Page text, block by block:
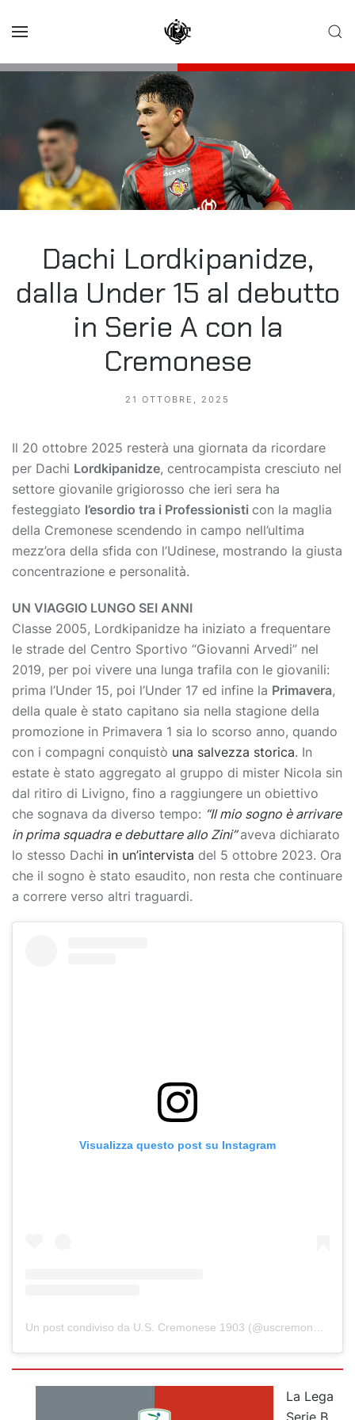
Dachi Lordkipanidze,
dalla Under 15 al debutto
in Serie A con la
Cremonese
21 OTTOBRE, 2025
Il 20 ottobre 2025 resterà una giornata da ricordare
per Dachi Lordkipanidze, centrocampista cresciuto nel
settore giovanile grigiorosso che ieri sera ha
festeggiato l’esordio tra i Professionisti con la maglia
della Cremonese scendendo in campo nell’ultima
mezz’ora della sfida con l’Udinese, mostrando la giusta
concentrazione e personalità.
UN VIAGGIO LUNGO SEI ANNI
Classe 2005, Lordkipanidze ha iniziato a frequentare
le strade del Centro Sportivo “Giovanni Arvedi” nel
2019, per poi vivere una lunga trafila con le giovanili:
prima l’Under 15, poi l’Under 17 ed infine la Primavera,
della quale è stato capitano sia nella stagione della
promozione in Primavera 1 sia lo scorso anno, quando
con i compagni conquistò una salvezza storica. In
estate è stato aggregato al gruppo di mister Nicola sin
dal ritiro di Livigno, fino a raggiungere un obiettivo
che sognava da diverso tempo: “Il mio sogno è arrivare
in prima squadra e debuttare allo Zini”aveva dichiarato
lo stesso Dachi in un’intervista del 5 ottobre 2023. Ora
che il sogno è stato esaudito, non resta che continuare
a correre verso altri traguardi.
Visualizza questo post su Instagram
Un post condiviso da U.S. Cremonese 1903 (@uscremonese)
La Lega